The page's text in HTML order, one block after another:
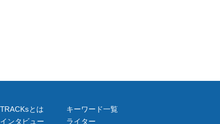
TRACKsとは
インタビュー
キーワード一覧
ライター